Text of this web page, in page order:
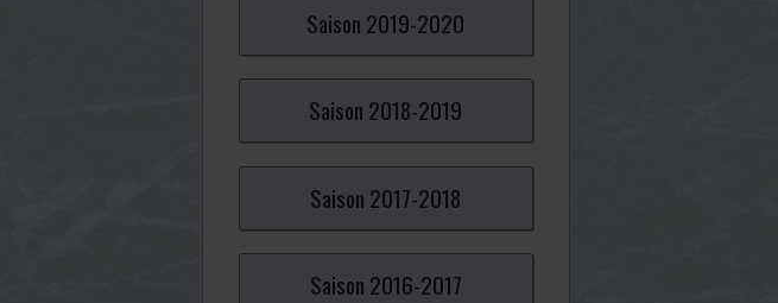
Saison 2019-2020
Saison 2018-2019
Saison 2017-2018
Saison 2016-2017